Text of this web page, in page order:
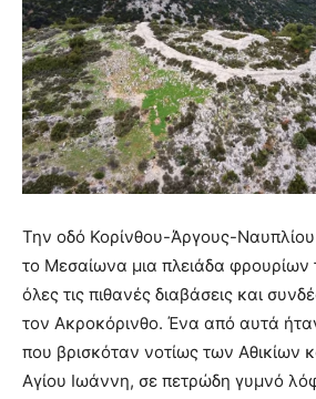
Την οδό Κορίνθου-Άργους-
το Μεσαίωνα μια πλειάδα φρουρίων
όλες τις πιθανές διαβάσεις και
τον Ακροκόρινθο. Ένα από αυτά
που βρισκόταν νοτίως των Αθικίων
Αγίου Ιωάννη, σε πετρώδη γυμνό